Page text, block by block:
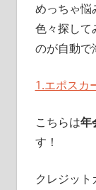
めっちゃ悩
色々探して
のが自動で
1.エポスカ
こちらは年
す！
クレジッ